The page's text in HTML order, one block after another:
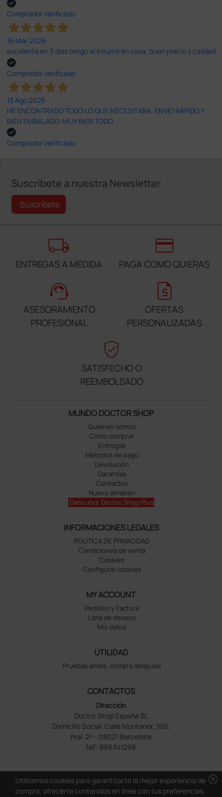
Comprador verificado
16 Mar 2026
excelente en 3 días tengo el insumo en casa, buen precio y calidad
Comprador verificado
13 Ago 2025
HE ENCONTRADO TODO LO QUE NECESITABA. ENVÍO RÁPIDO Y
BIEN EMBALADO. MUY BIEN TODO.
Comprador verificado
;
Suscríbete a nuestra Newsletter
Suscríbete
local_shipping
ENTREGAS A MEDIDA
credit_card
PAGA COMO QUIERAS
support_agent
ASESORAMIENTO
PROFESIONAL
request_quote
OFERTAS
PERSONALIZADAS
verified_user
SATISFECHO O
REEMBOLSADO
MUNDO DOCTOR SHOP
Quiénes somos
Cómo comprar
Entregas
Métodos de pago
Devolución
Garantías
Contactos
Nuevo almacén
Descubrir Doctor Shop Plus
INFORMACIONES LEGALES
POLÍTICA DE PRIVACIDAD
Condiciones de venta
Cookies
Configurar cookies
MY ACCOUNT
Pedidos y Factura
Lista de deseos
Mis datos
UTILIDAD
Pruebas antes, compra despues
CONTACTOS
Dirección
Doctor Shop España SL
Domicilio Social: Calle Muntaner, 305,
Pral. 2ª – 08021 Barcelona
NIF: B66341298
cancel
Utilizamos cookies para garantizarte la mejor experiencia de
compra, ofrecerte contenidos en línea con tus preferencias,